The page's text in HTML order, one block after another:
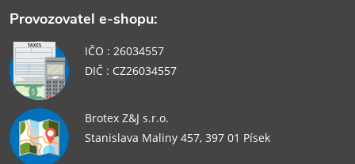
Provozovatel e-shopu:
IČO : 26034557
DIČ : CZ26034557
Brotex Z&J s.r.o.
Stanislava Maliny 457, 397 01 Písek